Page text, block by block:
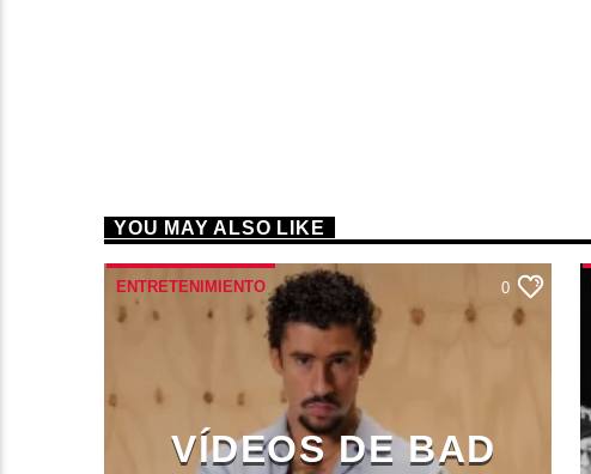
YOU MAY ALSO LIKE
ENTRETENIMIENTO 0
VÍDEOS DE BAD